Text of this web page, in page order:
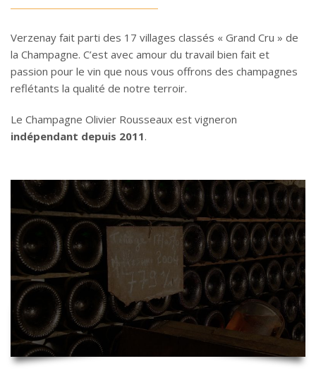
Verzenay fait parti des 17 villages classés « Grand Cru » de
la Champagne. C’est avec amour du travail bien fait et
passion pour le vin que nous vous offrons des champagnes
reflétants la qualité de notre terroir.
Le Champagne Olivier Rousseaux est vigneron
indépendant depuis 2011.